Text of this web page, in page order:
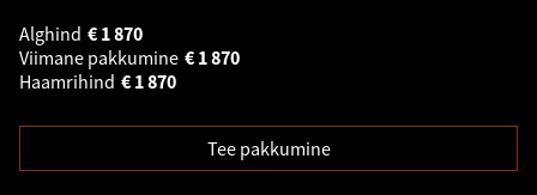
Alghind
1 870
€
Viimane pakkumine
1 870
€
Haamrihind
1 870
€
Tee pakkumine